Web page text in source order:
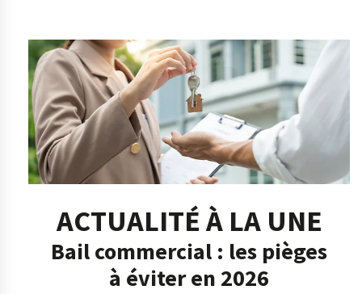
ACTUALITÉ À LA UNE
Bail commercial : les pièges
à éviter en 2026